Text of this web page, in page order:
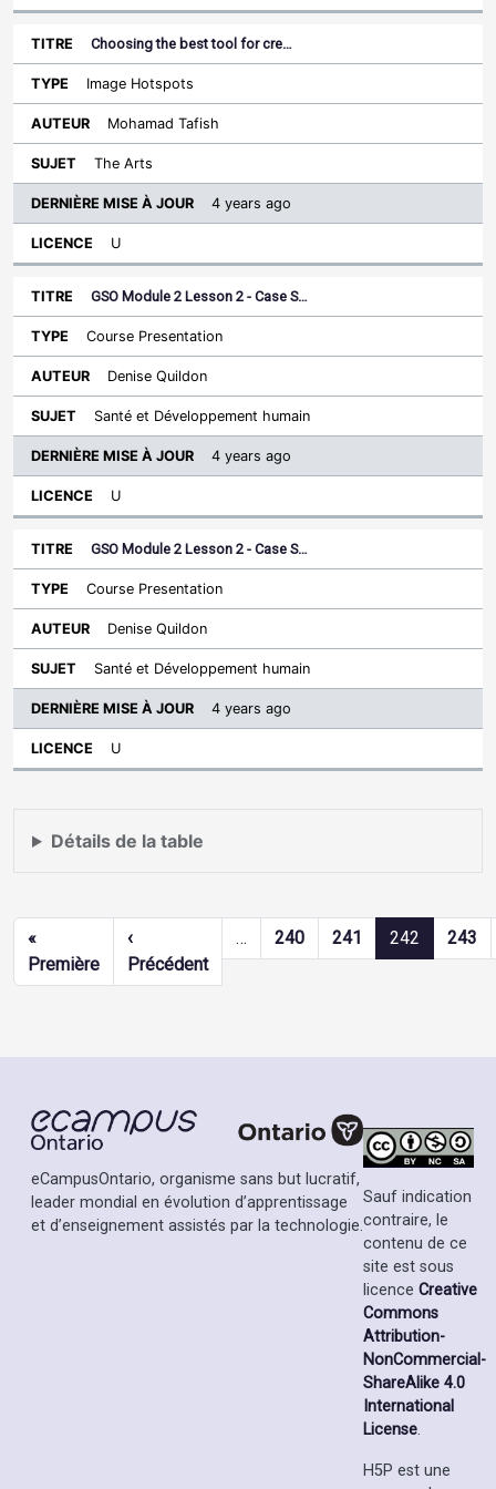
Détails de la table
Choosing the best tool for cre…
Image Hotspots
Mohamad Tafish
The Arts
4 years ago
U
GSO Module 2 Lesson 2 - Case S…
Course Presentation
Denise Quildon
Santé et Développement humain
4 years ago
U
GSO Module 2 Lesson 2 - Case S…
Course Presentation
Denise Quildon
Santé et Développement humain
4 years ago
U
Pagination
«
PremièrePremière page
‹
PrécédentPage précédente
… 240 241 242 243
eCampusOntario, organisme sans but lucratif,
leader mondial en évolution d’apprentissage
et d’enseignement assistés par la technologie.
Sauf indication
contraire, le
contenu de ce
site est sous
licence Creative
Commons
Attribution-
NonCommercial-
ShareAlike 4.0
International
License.
H5P est une